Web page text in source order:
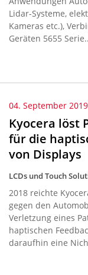
Lidar-Systeme,
Kameras etc.),
Geräten 5655
04. September 2019
Kyocera löst
für die
von Displays
LCDs und Touch
2018 reichte
gegen den
Verletzung eines
haptischen
daraufhin eine